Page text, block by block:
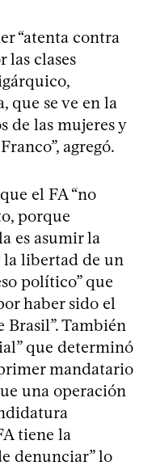
“atenta contra
las clases
que se ve en la
de las mujeres y
agregó.
el FA “no
porque
es asumir la
la libertad de un
político” que
haber sido el
Brasil”. También
que determinó
mandatario
una operación
tiene la
denunciar” lo